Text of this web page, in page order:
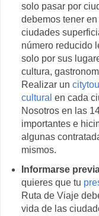
solo pasar por
debemos tener
ciudades
número reducido
solo por sus
cultura,
Realizar un
cultural en cada
Nosotros en las
importantes e
algunas
mismos.
Informarse
quieres que tu
Ruta de Viaje
vida de las